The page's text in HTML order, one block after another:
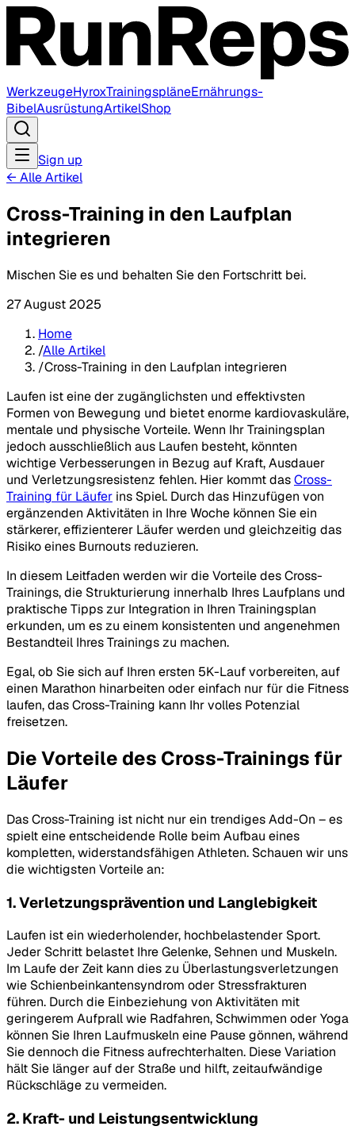
WerkzeugeHyroxTrainingspläneErnährungs-
BibelAusrüstungArtikelShop
Sign up
← Alle Artikel
Cross-Training in den Laufplan
integrieren
Mischen Sie es und behalten Sie den Fortschritt bei.
27 August 2025
Home
/Alle Artikel
/Cross-Training in den Laufplan integrieren
Laufen ist eine der zugänglichsten und effektivsten
Formen von Bewegung und bietet enorme kardiovaskuläre,
mentale und physische Vorteile. Wenn Ihr Trainingsplan
jedoch ausschließlich aus Laufen besteht, könnten
wichtige Verbesserungen in Bezug auf Kraft, Ausdauer
und Verletzungsresistenz fehlen. Hier kommt dasCross-
Training für Läufer ins Spiel. Durch das Hinzufügen von
ergänzenden Aktivitäten in Ihre Woche können Sie ein
stärkerer, effizienterer Läufer werden und gleichzeitig das
Risiko eines Burnouts reduzieren.
In diesem Leitfaden werden wir die Vorteile des Cross-
Trainings, die Strukturierung innerhalb Ihres Laufplans und
praktische Tipps zur Integration in Ihren Trainingsplan
erkunden, um es zu einem konsistenten und angenehmen
Bestandteil Ihres Trainings zu machen.
Egal, ob Sie sich auf Ihren ersten 5K-Lauf vorbereiten, auf
einen Marathon hinarbeiten oder einfach nur für die Fitness
laufen, das Cross-Training kann Ihr volles Potenzial
freisetzen.
Die Vorteile des Cross-Trainings für
Läufer
Das Cross-Training ist nicht nur ein trendiges Add-On – es
spielt eine entscheidende Rolle beim Aufbau eines
kompletten, widerstandsfähigen Athleten. Schauen wir uns
die wichtigsten Vorteile an:
1. Verletzungsprävention und Langlebigkeit
Laufen ist ein wiederholender, hochbelastender Sport.
Jeder Schritt belastet Ihre Gelenke, Sehnen und Muskeln.
Im Laufe der Zeit kann dies zu Überlastungsverletzungen
wie Schienbeinkantensyndrom oder Stressfrakturen
führen. Durch die Einbeziehung von Aktivitäten mit
geringerem Aufprall wie Radfahren, Schwimmen oder Yoga
können Sie Ihren Laufmuskeln eine Pause gönnen, während
Sie dennoch die Fitness aufrechterhalten. Diese Variation
hält Sie länger auf der Straße und hilft, zeitaufwändige
Rückschläge zu vermeiden.
2. Kraft- und Leistungsentwicklung